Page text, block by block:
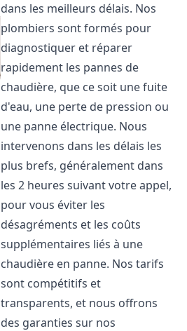
dans les meilleurs délais. Nos
plombiers sont formés pour
diagnostiquer et réparer
rapidement les pannes de
chaudière, que ce soit une fuite
d'eau, une perte de pression ou
une panne électrique. Nous
intervenons dans les délais les
plus brefs, généralement dans
les 2 heures suivant votre appel,
pour vous éviter les
désagréments et les coûts
supplémentaires liés à une
chaudière en panne. Nos tarifs
sont compétitifs et
transparents, et nous offrons
des garanties sur nos